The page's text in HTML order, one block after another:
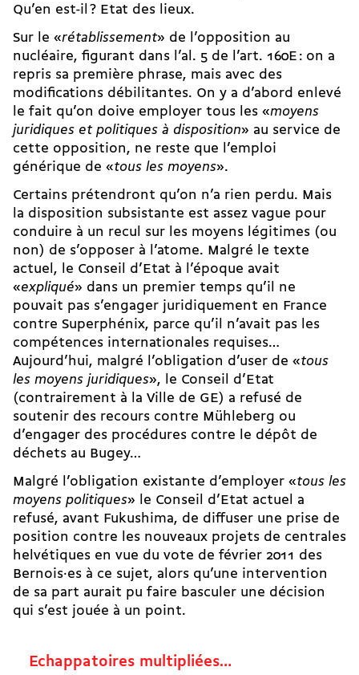
Qu’en est-il ? Etat des lieux.
Sur le «rétablissement» de l’opposition au
nucléaire, figurant dans l’al. 5 de l’art. 160E : on a
repris sa première phrase, mais avec des
modifications débilitantes. On y a d’abord enlevé
le fait qu’on doive employer tous les «moyens
juridiques et politiques à disposition» au service de
cette opposition, ne reste que l’emploi
générique de «tous les moyens».
Certains prétendront qu’on n’a rien perdu. Mais
la disposition subsistante est assez vague pour
conduire à un recul sur les moyens légitimes (ou
non) de s’opposer à l’atome. Malgré le texte
actuel, le Conseil d’Etat à l’époque avait
«expliqué» dans un premier temps qu’il ne
pouvait pas s’engager juridiquement en France
contre Superphénix, parce qu’il n’avait pas les
compétences internationales requises…
Aujourd’hui, malgré l’obligation d’user de «tous
les moyens juridiques», le Conseil d’Etat
(contrairement à la Ville de GE) a refusé de
soutenir des recours contre Mühleberg ou
d’engager des procédures contre le dépôt de
déchets au Bugey…
Malgré l’obligation existante d’employer «tous les
moyens politiques» le Conseil d’Etat actuel a
refusé, avant Fukushima, de diffuser une prise de
position contre les nouveaux projets de centrales
helvétiques en vue du vote de février 2011 des
Bernois·es à ce sujet, alors qu’une intervention
de sa part aurait pu faire basculer une décision
qui s’est jouée à un point.
Echappatoires multipliées…